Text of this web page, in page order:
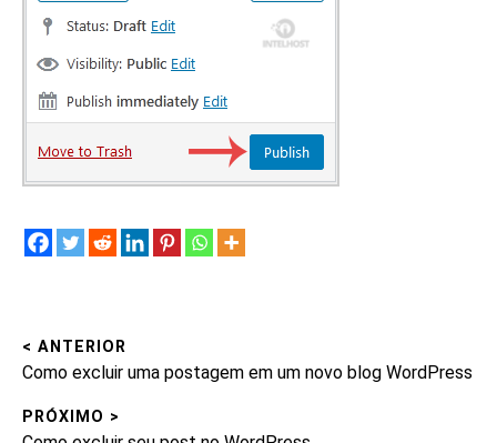
Navegação
< ANTERIOR
Post
Como excluir uma postagem em um novo blog WordPress
PRÓXIMO >